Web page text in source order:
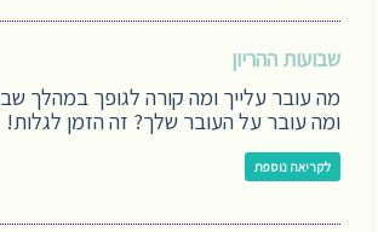
שבועות ההריון
מה עובר עלייך ומה קורה לגופך במהלך
ומה עובר על העובר שלך? זה הזמן לגלות!
לקריאה נוספת